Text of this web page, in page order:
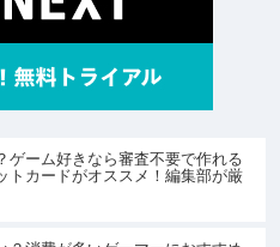
ゲーム好きなら審査不要で作れる
トカードがオススメ！編集部が厳